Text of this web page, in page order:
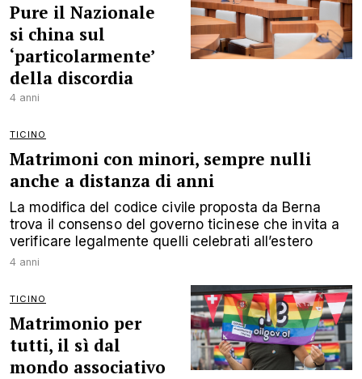
Pure il Nazionale
si china sul
‘particolarmente’
della discordia
4 anni
TICINO
Matrimoni con minori, sempre nulli
anche a distanza di anni
La modifica del codice civile proposta da Berna
trova il consenso del governo ticinese che invita a
verificare legalmente quelli celebrati all’estero
4 anni
TICINO
Matrimonio per
tutti, il sì dal
mondo associativo